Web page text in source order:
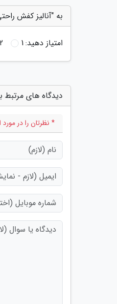
به "آنالیز کفش
امتیاز دهید:1
2
دیدگاه های مرتبط
* نظرتان را در مورد